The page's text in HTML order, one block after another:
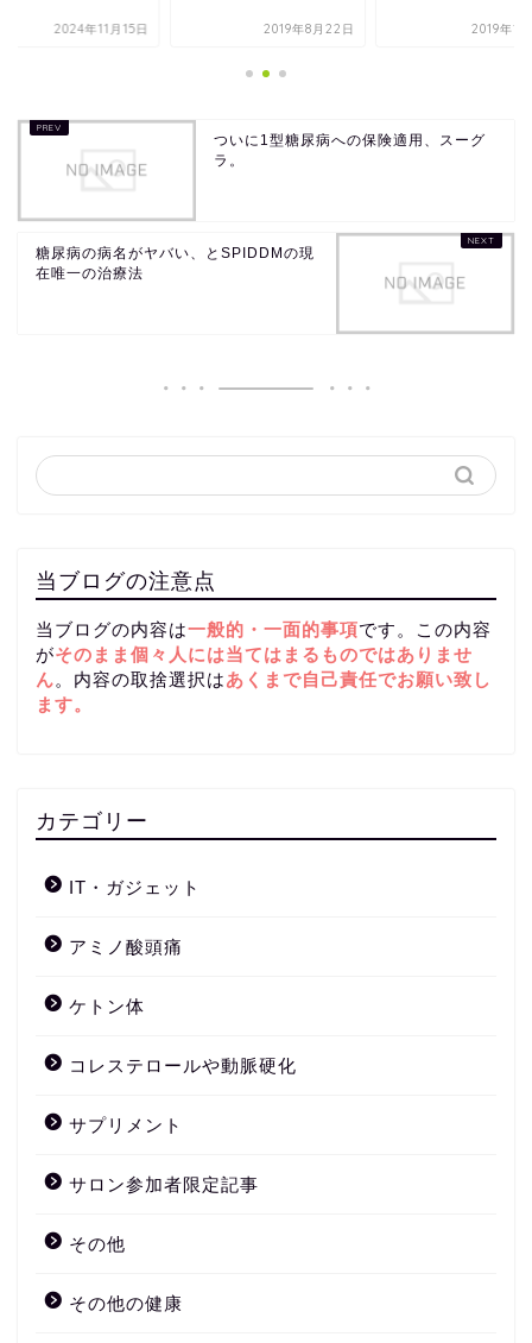
2024年11月15日 2019年8月22日 2019年10
ついに1型糖尿病への保険適用、スーグ
ラ。
糖尿病の病名がヤバい、とSPIDDMの現
在唯一の治療法
当ブログの注意点
当ブログの内容は一般的・一面的事項です。この内容
がそのまま個々人には当てはまるものではありませ
ん。内容の取捨選択はあくまで自己責任でお願い致し
ます。
カテゴリー
IT・ガジェット
アミノ酸頭痛
ケトン体
コレステロールや動脈硬化
サプリメント
サロン参加者限定記事
その他
その他の健康